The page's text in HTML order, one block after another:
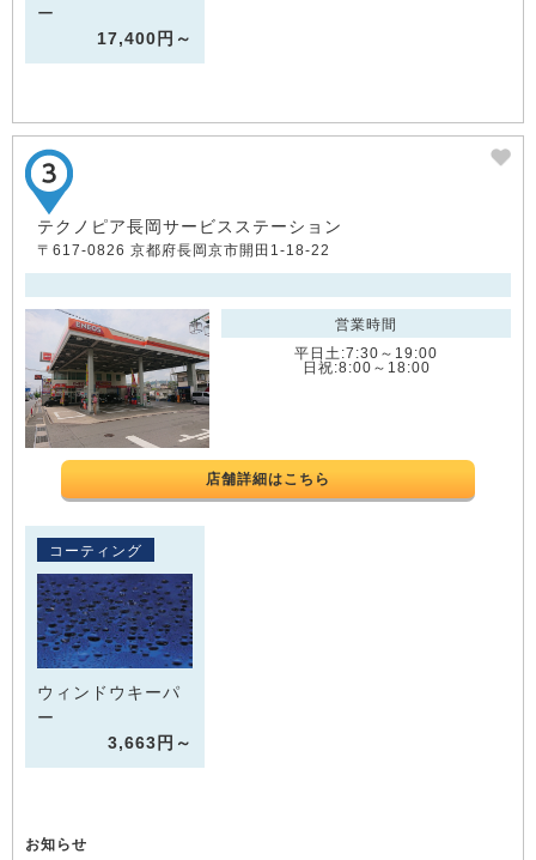
ー
17,400円～
テクノピア長岡サービスステーション
〒617-0826 京都府長岡京市開田1-18-22
営業時間
平日土:7:30～19:00
日祝:8:00～18:00
店舗詳細はこちら
コーティング
ウィンドウキーパ
ー
3,663円～
お知らせ